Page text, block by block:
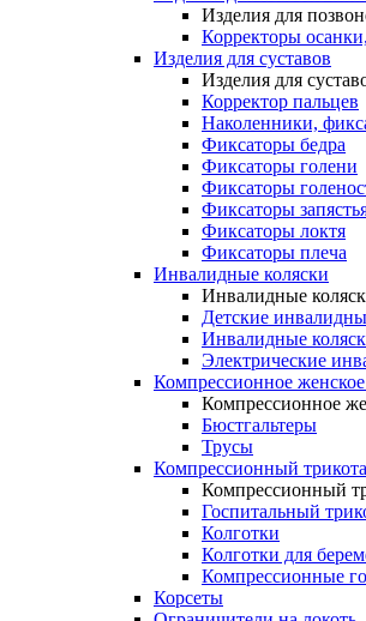
Изделия для
Корректоры
Изделия для суставов
Изделия для
Корректор пальцев
Наколенники,
Фиксаторы бедра
Фиксаторы голени
Фиксаторы
Фиксаторы
Фиксаторы локтя
Фиксаторы плеча
Инвалидные коляски
Инвалидные
Детские
Инвалидные
Электрические
Компрессионное женское
Компрессионное
Бюстгальтеры
Трусы
Компрессионный
Компрессионный
Госпитальный
Колготки
Колготки для
Компрессионные
Корсеты